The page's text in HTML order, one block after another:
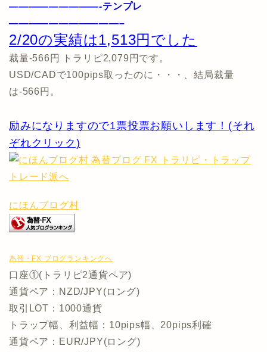
—————————-テンプレ
———————————–
2/20の実績は1,513円でした
裁量-566円 トラリピ2,079円です。
USD/CADで100pips取ったのに・・・、結局裁量
は-566円。
励みになりますので1票投票お願いします！(それ
ぞれクリック)
にほんブログ村
為替・FX ブログランキングへ
口座①(トラリピ2通貨ペア)
通貨ペア：NZD/JPY(ロング)
取引LOT：1000通貨
トラップ幅、利益幅：10pips幅、20pips利確
通貨ペア：EUR/JPY(ロング)